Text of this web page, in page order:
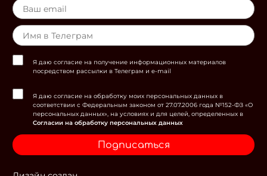
Я даю согласие на получение информационных материалов
посредством рассылки в Телеграм и e-mail
Я даю согласие на обработку моих персональных данных в
соответствии с Федеральным законом от 27.07.2006 года №152-ФЗ «О
персональных данных», на условиях и для целей, определенных в
Согласии на обработку персональных данных
Подписаться